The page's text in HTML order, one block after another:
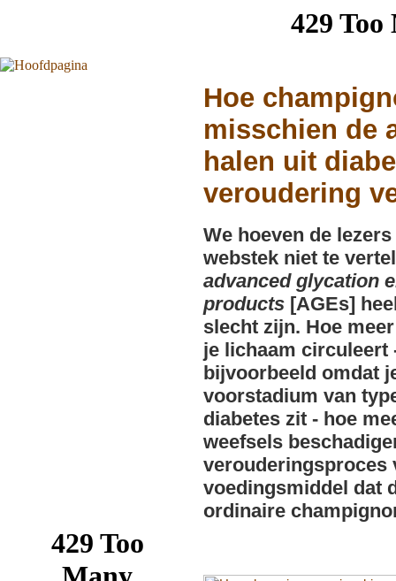
Hoe
misschien de
halen uit
veroudering
We hoeven de
webstek niet te
advanced glycation
products [AGEs]
slecht zijn. Hoe
je lichaam circuleert
bijvoorbeeld omdat
voorstadium van
diabetes zit - hoe
weefsels
verouderingsproces
voedingsmiddel dat
ordinaire